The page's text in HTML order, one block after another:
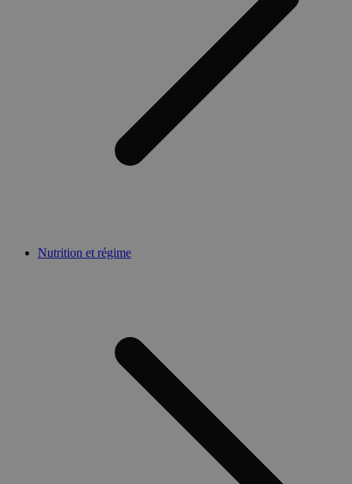
Nutrition et régime